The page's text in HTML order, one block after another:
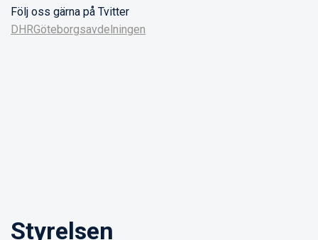
Följ oss gärna på Tvitter
DHRGöteborgsavdelningen
Styrelsen